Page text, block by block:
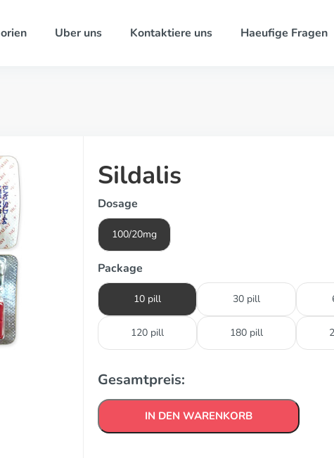
Uber uns Kontaktiere uns Haeufige Fragen
Sildalis
Dosage
100/20mg
Package
10 pill 30 pill
120 pill 180 pill
Gesamtpreis:
IN DEN WARENKORB